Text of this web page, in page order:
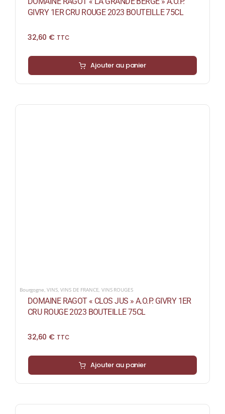
GIVRY 1ER CRU ROUGE 2023 BOUTEILLE 75CL
32,60 € TTC
Ajouter au panier
Bourgogne,VINS,VINS DE FRANCE,VINS ROUGES
DOMAINE RAGOT « CLOS JUS » A.O.P. GIVRY 1ER
CRU ROUGE 2023 BOUTEILLE 75CL
32,60 € TTC
Ajouter au panier